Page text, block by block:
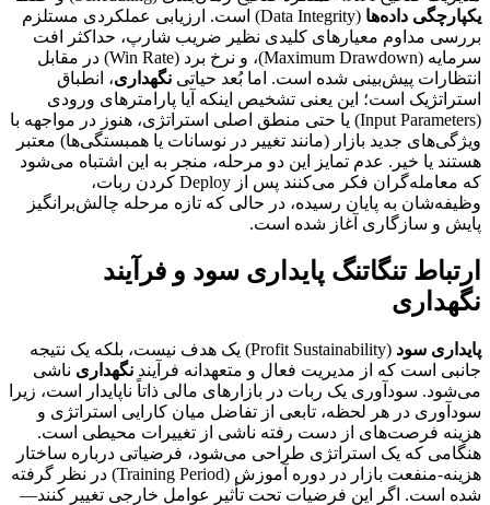
یکپارچگی داده‌ها
(Data Integrity) است. ارزیابی عملکردی مستلزم
بررسی مداوم معیارهای کلیدی نظیر ضریب شارپ، حداکثر افت
سرمایه (Maximum Drawdown)، و نرخ برد (Win Rate) در مقابل
انتظارات پیش‌بینی شده است. اما بُعد حیاتی نگهداری، انطباق
استراتژیک است؛ این یعنی تشخیص اینکه آیا پارامترهای ورودی
(Input Parameters) یا حتی منطق اصلی استراتژی، هنوز در مواجهه با
ویژگی‌های جدید بازار (مانند تغییر در نوسانات یا همبستگی‌ها) معتبر
هستند یا خیر. عدم تمایز این دو مرحله، منجر به این اشتباه می‌شود
که معامله‌گران فکر می‌کنند پس از Deploy کردن ربات،
وظیفه‌شان به پایان رسیده، در حالی که تازه مرحله چالش‌برانگیز
پایش و سازگاری آغاز شده است.
ارتباط تنگاتنگ پایداری سود و فرآیند
نگهداری
پایداری سود
(Profit Sustainability) یک هدف نیست، بلکه یک نتیجه
جانبی است که از مدیریت فعال و متعهدانه فرآیند نگهداری ناشی
می‌شود. سودآوری یک ربات در بازارهای مالی ذاتاً ناپایدار است، زیرا
سودآوری در هر لحظه، تابعی از تفاضل میان کارایی استراتژی و
هزینه فرصت‌های از دست رفته ناشی از تغییرات محیطی است.
هنگامی که یک استراتژی طراحی می‌شود، فرضیاتی درباره ساختار
هزینه-منفعت بازار در دوره آموزش (Training Period) در نظر گرفته
شده است. اگر این فرضیات تحت تأثیر عوامل خارجی تغییر کنند—